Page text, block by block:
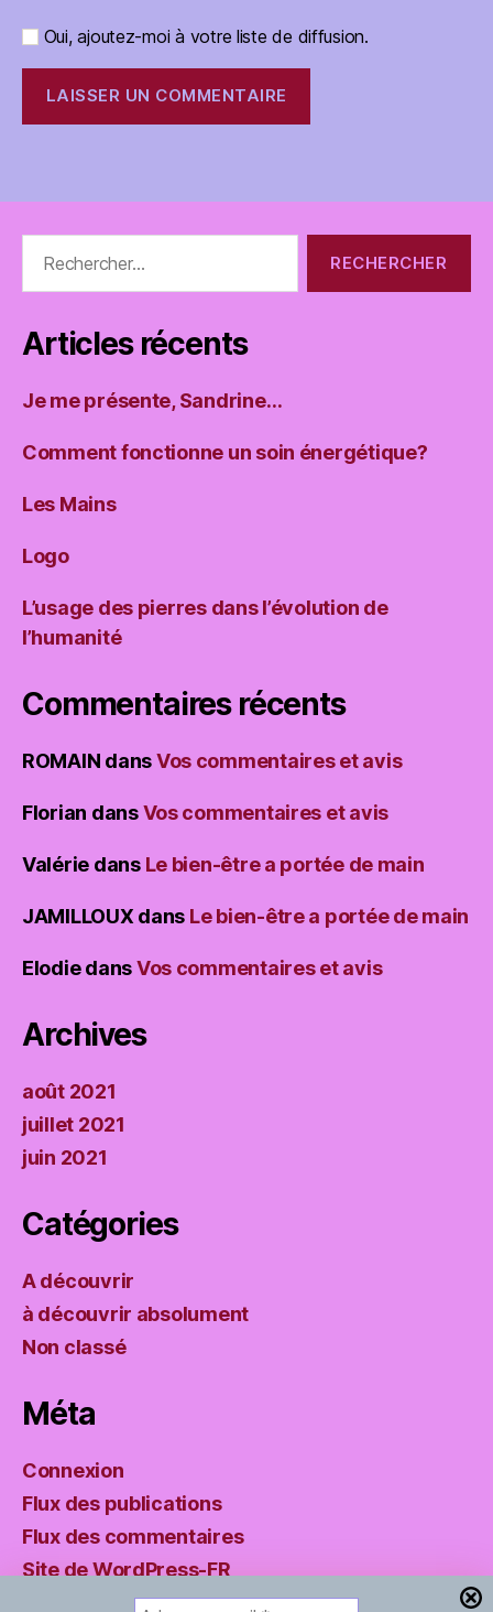
Oui, ajoutez-moi à votre liste de diffusion.
Articles récents
Je me présente, Sandrine…
Comment fonctionne un soin énergétique?
Les Mains
Logo
L’usage des pierres dans l’évolution de
l’humanité
Commentaires récents
ROMAIN dansVos commentaires et avis
Florian dansVos commentaires et avis
Valérie dans Le bien-être a portée de main
JAMILLOUX dans Le bien-être a portée de main
ElodiedansVos commentaires et avis
Archives
août 2021
juillet 2021
juin 2021
Catégories
A découvrir
à découvrir absolument
Non classé
Méta
Connexion
Flux des publications
Flux des commentaires
Site de WordPress-FR